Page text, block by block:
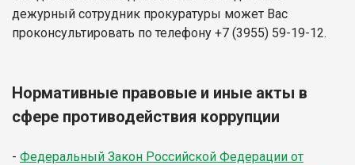
дежурный сотрудник прокуратуры может Вас
проконсультировать по телефону +7 (3955) 59-19-12.
Нормативные правовые и иные акты в
сфере противодействия коррупции
- Федеральный Закон Российской Федерации от